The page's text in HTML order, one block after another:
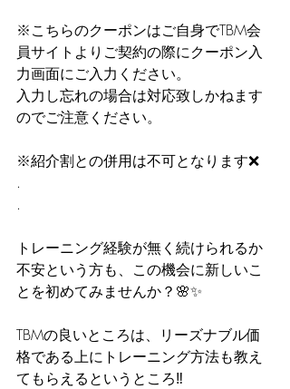
※こちらのクーポンはご自身でTBM会
員サイトよりご契約の際にクーポン入
力画面にご入力ください。
入力し忘れの場合は対応致しかねます
のでご注意ください。
※紹介割との併用は不可となります❌
.
.
トレーニング経験が無く続けられるか
不安という方も、この機会に新しいこ
とを初めてみませんか？🌸✨
TBMの良いところは、リーズナブル価
格である上にトレーニング方法も教え
てもらえるというところ‼︎